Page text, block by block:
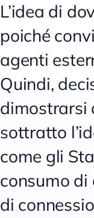
L’idea di
poiché
agenti
Quindi,
dimostrarsi
sottratto
come gli
consumo di
di